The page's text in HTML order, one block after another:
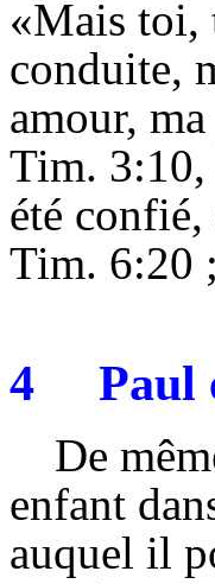
«Mais toi,
conduite,
amour,
Tim. 3:10,
été confié,
Tim. 6:20
4 Paul
De
enfant
auquel il